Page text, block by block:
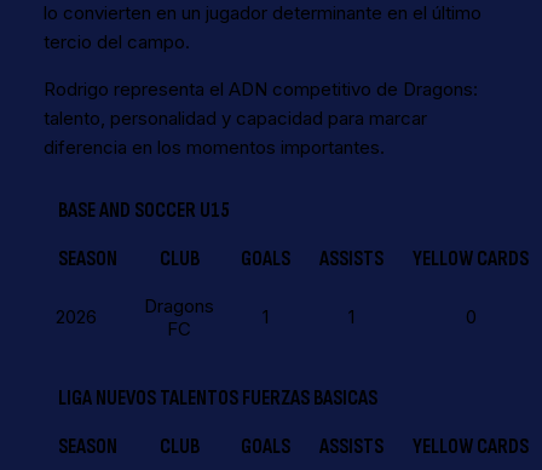
lo convierten en un jugador determinante en el último
tercio del campo.
Rodrigo representa el ADN competitivo de Dragons:
talento, personalidad y capacidad para marcar
diferencia en los momentos importantes.
BASE AND SOCCER U15
SEASON
CLUB GOALS ASSISTS YELLOW CARDS
2026
Dragons
FC
1 1 0
LIGA NUEVOS TALENTOS FUERZAS BASICAS
SEASON
CLUB GOALS ASSISTS YELLOW CARDS